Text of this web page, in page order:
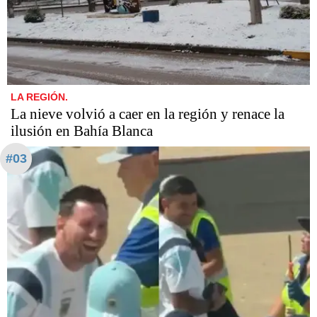
LA REGIÓN.
La nieve volvió a caer en la región y renace la
ilusión en Bahía Blanca
#03